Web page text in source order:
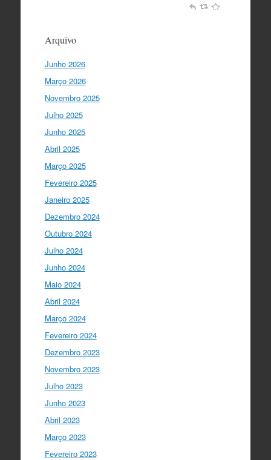
coesão…
Ciência Viva
Ciência foi o momento fundamental
para a mudança do ensino em Portugal,
I Gulbenkian Ciência
Fantastic closing up of
about "Communicating at the Speed of
Science" with the…
twitter.com/i/web/status/1…
Ciência Viva
"Hoje fazemos parte de equipas
europeias multidisciplinares que têm
um objetivo comum: a resolução de
problemas mun…
twitter.com/i/web/status/1…
Ciência Viva
“O impacto dos jovens investigadores,
como eu, na sociedade é hoje muito
fecha…
Ciência Viva
cultura científica no futuro da Europa
em direto do
Arquivo
Junho 2026
Março 2026
Novembro 2025
Julho 2025
Junho 2025
Abril 2025
Março 2025
Fevereiro 2025
Janeiro 2025
Dezembro 2024
Outubro 2024
Julho 2024
Junho 2024
Maio 2024
Abril 2024
Março 2024
Fevereiro 2024
Dezembro 2023
Novembro 2023
Julho 2023
Junho 2023
Abril 2023
Março 2023
Fevereiro 2023